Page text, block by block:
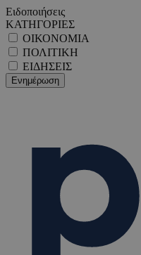
Ειδοποιήσεις
ΚΑΤΗΓΟΡΙΕΣ
ΟΙΚΟΝΟΜΙΑ
ΠΟΛΙΤΙΚΗ
ΕΙΔΗΣΕΙΣ